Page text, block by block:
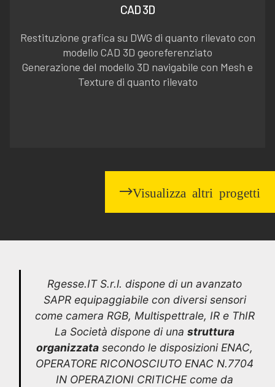
CAD 3D
Restituzione grafica su DWG di quanto rilevato con
modello CAD 3D georeferenziato
Generazione del modello 3D navigabile con Mesh e
Texture di quanto rilevato
Visualizza altri progetti
Rgesse.IT S.r.l. dispone di un avanzato
SAPR equipaggiabile con diversi sensori
come camera RGB, Multispettrale, IR e ThIR
La Società dispone di una struttura
organizzata secondo le disposizioni ENAC,
OPERATORE RICONOSCIUTO ENAC N.7704
IN OPERAZIONI CRITICHE come da